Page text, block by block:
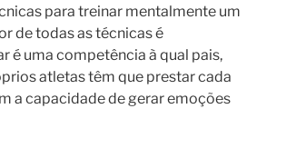
para treinar mentalmente um
de todas as técnicas é
é uma competência à qual pais,
atletas têm que prestar cada
a capacidade de gerar emoções